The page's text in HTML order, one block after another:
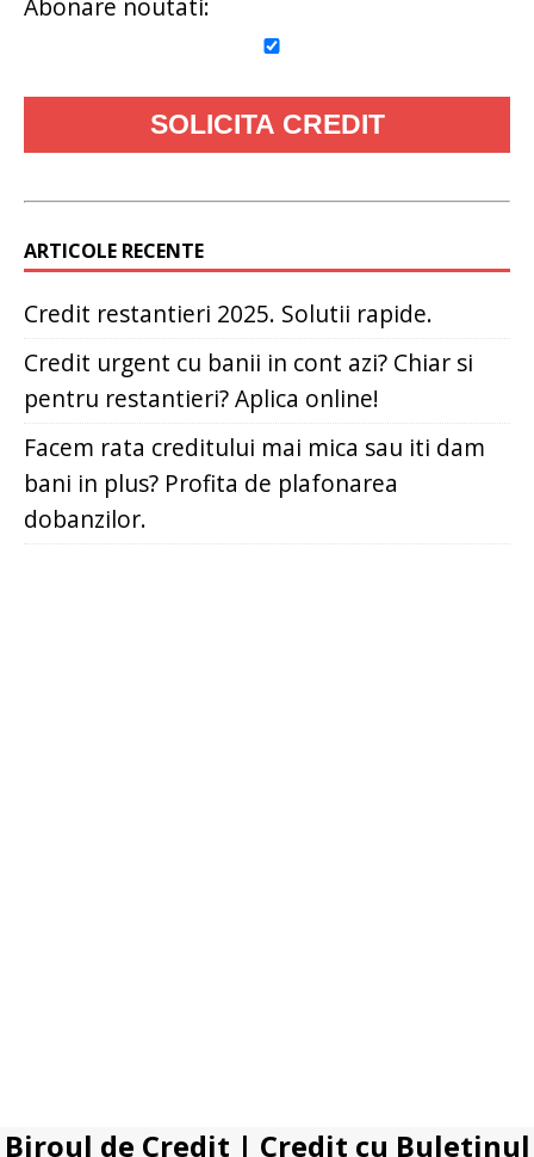
Abonare noutati:
ARTICOLE RECENTE
Credit restantieri 2025. Solutii rapide.
Credit urgent cu banii in cont azi? Chiar si
pentru restantieri? Aplica online!
Facem rata creditului mai mica sau iti dam
bani in plus? Profita de plafonarea
dobanzilor.
Biroul de Credit | Credit cu Buletinul